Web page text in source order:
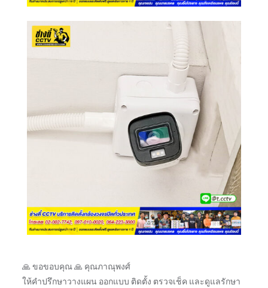
🙏 ขอขอบคุณ 🙏 คุณภาณุพงศ์
ให้คำปรึกษาวางแผน ออกแบบ ติดตั้ง ตรวจเช็ค และดูแลรักษา